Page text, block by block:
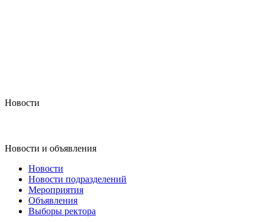
Новости
Новости и объявления
Новости
Новости подразделений
Мероприятия
Объявления
Выборы ректора